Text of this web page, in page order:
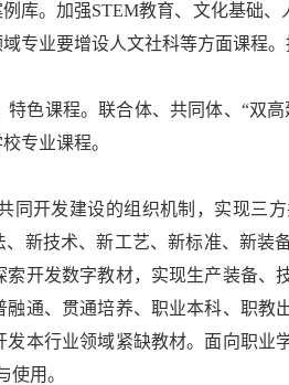
库。加强STEM教育、文化基础
专业要增设人文社科等方面课程。
课程。联合体、共同体、“双高
专业课程。
开发建设的组织机制，实现三
新技术、新工艺、新标准、新
开发数字教材，实现生产装备
通、贯通培养、职业本科、职
本行业领域紧缺教材。面向职
使用。